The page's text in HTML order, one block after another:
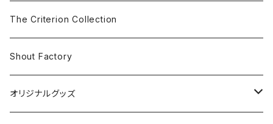
ドラマ/ロマンス
アクション/クライム
コメディ
The Smiths
Iron and Wine
Classical
Electronic & Ambient
New Order
Jazz
The Criterion Collection
Shout Factory
オリジナルグッズ